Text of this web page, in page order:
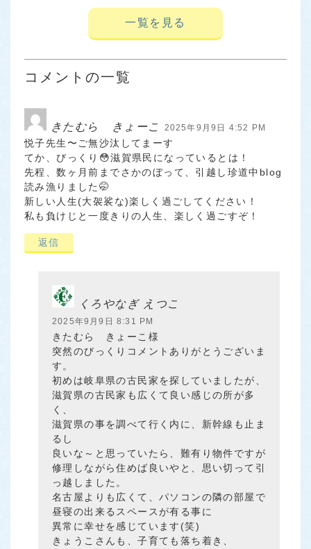
一覧を見る
コメントの一覧
きたむら きょーこ 2025年9月9日 4:52 PM
悦子先生〜ご無沙汰してまーす
てか、びっくり😳滋賀県民になっているとは！
先程、数ヶ月前までさかのぼって、引越し珍道中blog
読み漁りました🤭
新しい人生(大袈裟な)楽しく過ごしてください！
私も負けじと一度きりの人生、楽しく過ごすぞ！
返信
くろやなぎ えつこ
2025年9月9日 8:31 PM
きたむら きょーこ様
突然のびっくりコメントありがとうございま
す。
初めは岐阜県の古民家を探していましたが、
滋賀県の古民家も広くて良い感じの所が多
く、
滋賀県の事を調べて行く内に、新幹線も止ま
るし
良いな～と思っていたら、難有り物件ですが
修理しながら住めば良いやと、思い切って引
っ越しました。
名古屋よりも広くて、パソコンの隣の部屋で
昼寝の出来るスペースが有る事に
異常に幸せを感じています(笑)
きょうこさんも、子育ても落ち着き、